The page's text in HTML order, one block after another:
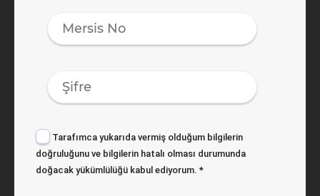
Tarafımca yukarıda vermiş olduğum bilgilerin
doğruluğunu ve bilgilerin hatalı olması durumunda
doğacak yükümlülüğü kabul ediyorum. *